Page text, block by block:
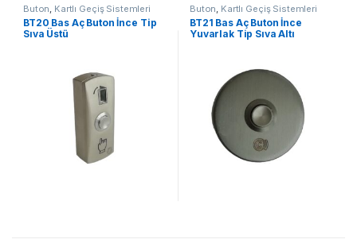
Buton Kartlı Geçiş Sistemleri
BT20 Bas Aç Buton İnce Tip
Sıva Üstü
Buton Kartlı Geçiş Sistemleri
BT21 Bas Aç Buton İnce
Yuvarlak Tip Sıva Altı